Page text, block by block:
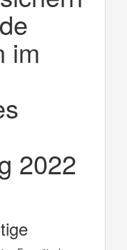
im
2022